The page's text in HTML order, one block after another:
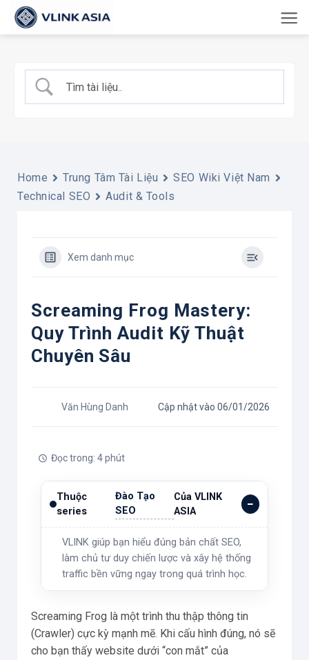
qua
dung
Home Trung Tâm Tài Liệu
SEO Wiki Việt Nam
Technical SEO
Audit & Tools
Xem danh mục
Screaming Frog Mastery:
Quy Trình Audit Kỹ Thuật
Chuyên Sâu
Văn Hùng Danh Cập nhật vào 06/01/2026
Đọc trong: 4 phút
Thuộc
series
Đào Tạo
SEO
Của VLINK
ASIA
VLINK giúp bạn hiểu đúng bản chất SEO,
làm chủ tư duy chiến lược và xây hệ thống
traffic bền vững ngay trong quá trình học.
Screaming Frog là một trình thu thập thông tin
(Crawler) cực kỳ mạnh mẽ. Khi cấu hình đúng, nó sẽ
cho bạn thấy website dưới “con mắt” của